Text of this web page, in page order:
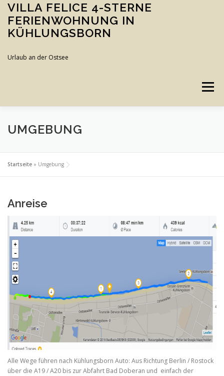
Zum
Inhalt
springen
VILLA FELICE 4-STERNE
FERIENWOHNUNG IN
KÜHLUNGSBORN
Urlaub an der Ostsee
Menü
WOHNUNG BUCHEN
UMGEBUNG
UMGEBUNG
Startseite » Umgebung
Anreise
Alle Wege führen nach Kühlungsborn Auto: Aus Richtung Berlin / Rostock
über die A19 / A20 bis zur Abfahrt Bad Doberan und einfach der